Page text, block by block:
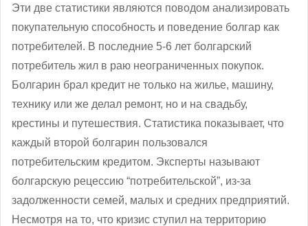
Эти две статистики являются поводом анализировать
покупательную способность и поведение болгар как
потребителей. В последние 5-6 лет болгарский
потребитель жил в раю неограниченных покупок.
Болгарин брал кредит не только на жилье, машину,
технику или же делал ремонт, но и на свадьбу,
крестины и путешествия. Статистика показывает, что
каждый второй болгарин пользовался
потребительским кредитом. Эксперты называют
болгарскую рецессию “потребительской”, из-за
задолженности семей, малых и средних предприятий.
Несмотря на то, что кризис ступил на территорию